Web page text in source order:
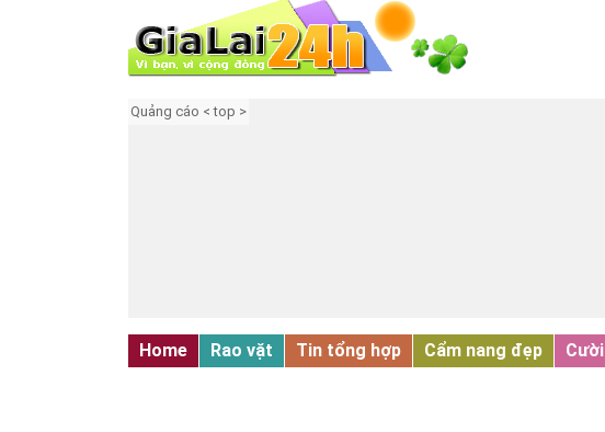
Quảng cáo < top >
Home Rao vặt Tin tổng hợp Cẩm nang đẹp Cười